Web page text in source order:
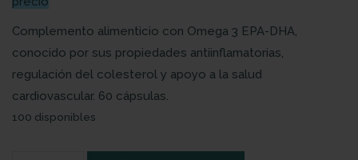
Complemento alimenticio con Omega 3 EPA-DHA,
conocido por sus propiedades antiinflamatorias,
regulación del colesterol y apoyo a la salud
cardiovascular. 60 cápsulas.
100 disponibles